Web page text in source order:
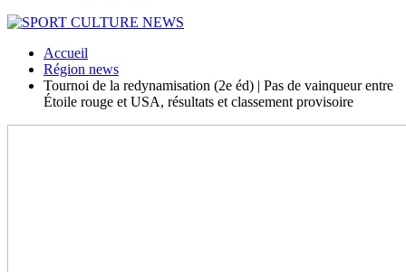
Accueil
Région news
Tournoi de la redynamisation (2e éd) | Pas de vainqueur entre
Étoile rouge et USA, résultats et classement provisoire